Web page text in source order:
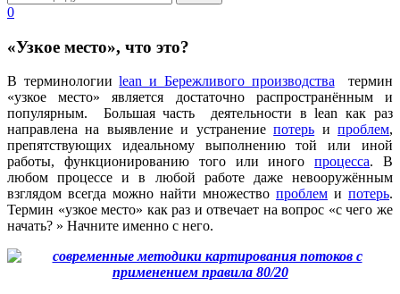
0
«Узкое место», что это?
В терминологииlean и Бережливого производстватермин
«узкое место» является достаточно распространённым и
популярным. Большая часть деятельности в lean как раз
направлена на выявление и устранениепотерь ипроблем,
препятствующих идеальному выполнению той или иной
работы, функционированию того или иногопроцесса. В
любом процессе и в любой работе даже невооружённым
взглядом всегда можно найти множество проблем и потерь.
Термин «узкое место» как раз и отвечает на вопрос «с чего же
начать? » Начните именно с него.